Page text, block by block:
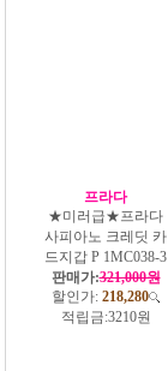
프라다
★미러급★프라다
사피아노 크레딧 카
드지갑 P 1MC038-3
판매가:321,000원
할인가: 218,280
적립금:3210원